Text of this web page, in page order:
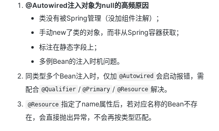
@Autowired注入对象为null的高频原因
类没有被Spring管理（没加组件注解）；
手动new了类的对象，而非从Spring容器获取；
标注在静态字段上；
多例Bean的注入时机问题。
同类型多个Bean注入时，仅加 @Autowired 会启动报错，需
配合 @Qualifier / @Primary / @Resource 解决。
@Resource 指定了name属性后，若对应名称的Bean不存
在，会直接抛出异常，不会再按类型匹配。